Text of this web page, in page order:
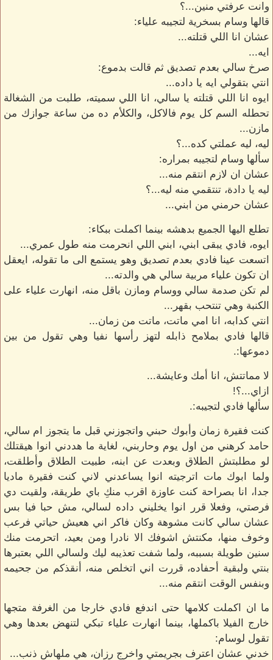
وانت عرفتي منين...؟
قالها وسام بسخرية لتجيبه علياء:
عشان انا اللي قتلته...
ايه...
صرخ سالي بعدم تصديق ثم قالت بدموع:
انتي بتقولي ايه يا داده...
ايوه انا اللي قتلته يا سالي، انا اللي سميته، طلبت من الشغالة
تحطله السم كل يوم فالاكل، والكلأم ده من ساعة جوازك من
مازن...
ليه، ليه عملتي كده...؟
سألها وسام لتجيبه بمراره:
عشان ان لازم انتقم منه...
ليه يا دادة، تنتقمي منه ليه...؟
عشان حرمني من ابني...
تطلع اليها الجميع بدهشه بينما اكملت ببكاء:
ايوه، فادي يبقى ابني، ابني اللي انحرمت منه طول عمري...
اتسعت عينا فادي بعدم تصديق وهو يستمع الى ما تقوله، ايعقل
ان تكون علياء مربية سالي هي والدته...
لم تكن صدمة سالي ووسام ومازن باقل منه، انهارت علياء على
الكنبة وهي تنتحب بقهر...
انتي كدابه، انا امي ماتت، ماتت من زمان...
قالها فادي بملامح ذابله لتهز رأسها نفيا وهي تقول من بين
دموعها:.
لا مماتتش، انا أمك وعايشة...
ازاي...؟!
سألها فادي لتجيبه:.
كنت فقيرة زمان وأبوك حبني واتجوزني قبل ما يتجوز ام سالي،
حامد كرهني من اول يوم وحاربني، لغاية ما هددني انوا هيقتلك
لو مطلبتش الطلاق وبعدت عن ابنه، طبيت الطلاق وأطلقت،
ولما ابوك مات اترجيته انوا يساعدني لاني كنت فقيرة ماديا
جدا، انا بصراحة كنت عاوزة اقرب منكِ باي طريقة، ولقيت دي
فرصتي، وفعلا قرر انوا يخليني داده لسالي، مش حبا فيا بس
عشان سالي كانت مشوهة وكان فاكر اني هعيش حياتي فرعب
وخوف منها، مكنتش اشوفك الا نادرا ومن بعيد، اتحرمت منك
سنين طويلة بسببه، ولما شفت تعذيبه ليك ولسالي اللي بعتبرها
بنتي ولبقية أحفاده، قررت اني اتخلص منه، أنقذكم من جحيمه
وبنفس الوقت انتقم منه...
ما ان اكملت كلامها حتى اندفع فادي خارجا من الغرفة متجها
خارج الفيلا باكملها، بينما انهارت علياء تبكي لتنهض بعدها وهي
تقول لوسام:
خدني عشان اعترف بجريمتي واخرج رزان، هي ملهاش ذنب...